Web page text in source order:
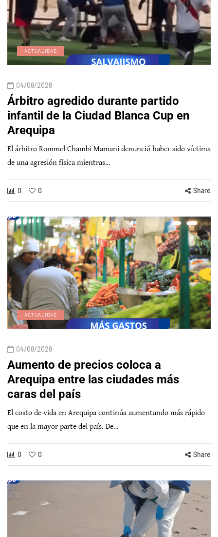
ACTUALIDAD
04/08/2026
Árbitro agredido durante partido
infantil de la Ciudad Blanca Cup en
Arequipa
El árbitro Rommel Chambi Mamani denunció haber sido víctima
de una agresión física mientras…
0 0 Share
ACTUALIDAD
04/08/2026
Aumento de precios coloca a
Arequipa entre las ciudades más
caras del país
El costo de vida en Arequipa continúa aumentando más rápido
que en la mayor parte del país. De…
0 0 Share